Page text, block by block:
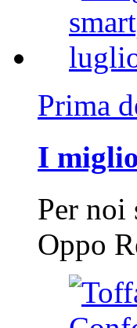
Prima
I
Per noi
Oppo